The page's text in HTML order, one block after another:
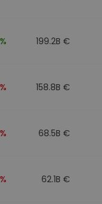
199.2B €
158.8B €
68.5B €
62.1B €